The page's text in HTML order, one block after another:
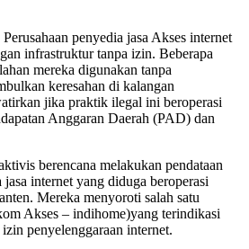
penyedia jasa Akses internet
infrastruktur tanpa izin. Beberapa
mereka digunakan tanpa
keresahan di kalangan
jika praktik ilegal ini beroperasi
Anggaran Daerah (PAD) dan
berencana melakukan pendataan
internet yang diduga beroperasi
Mereka menyoroti salah satu
Akses – indihome)yang terindikasi
penyelenggaraan internet.